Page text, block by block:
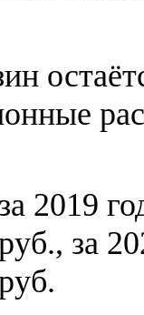
2019
за